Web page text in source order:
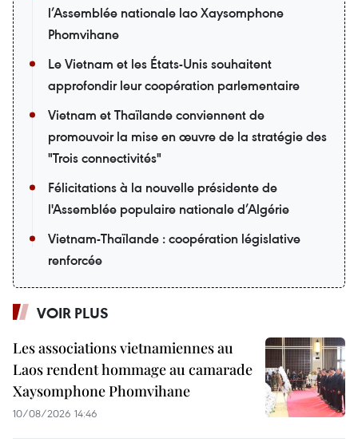
l’Assemblée nationale lao Xaysomphone
Phomvihane
Le Vietnam et les États-Unis souhaitent
approfondir leur coopération parlementaire
Vietnam et Thaïlande conviennent de
promouvoir la mise en œuvre de la stratégie des
"Trois connectivités"
Félicitations à la nouvelle présidente de
l'Assemblée populaire nationale d’Algérie
Vietnam-Thaïlande : coopération législative
renforcée
VOIR PLUS
Les associations vietnamiennes au
Laos rendent hommage au camarade
Xaysomphone Phomvihane
10/08/2026 14:46